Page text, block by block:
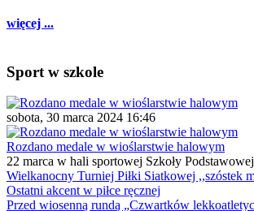
więcej ...
Sport w szkole
sobota, 30 marca 2024 16:46
Rozdano medale w wioślarstwie halowym
22 marca w hali sportowej Szkoły
Wielkanocny Turniej Piłki Siatkowej ,,szóstek
Ostatni akcent w piłce ręcznej
Przed wiosenną rundą „Czwartków